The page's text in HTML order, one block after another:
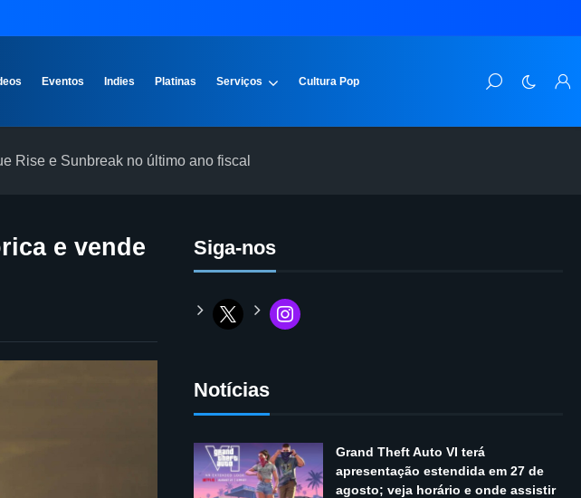
Eventos Indies Platinas Serviços Cultura Pop
Rise e Sunbreak no último ano fiscal
e vende
Siga-nos
Notícias
Grand Theft Auto VI terá
apresentação estendida em 27 de
agosto; veja horário e onde assistir